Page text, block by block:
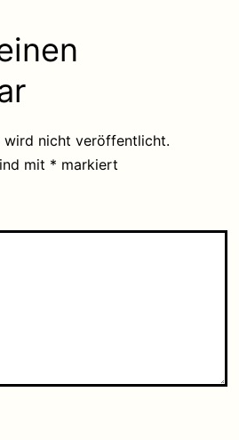
wird nicht veröffentlicht.
mit * markiert